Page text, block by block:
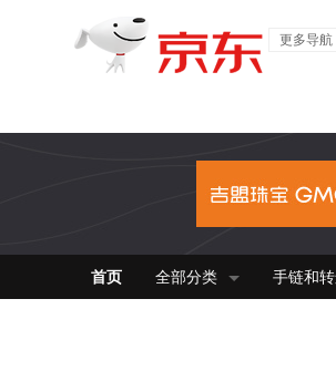
更多导航
首页 全部分类 手链和